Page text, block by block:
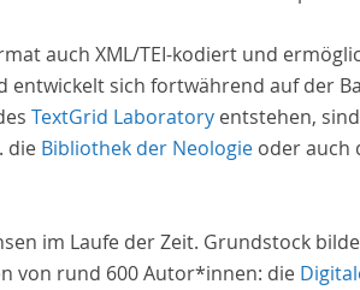
auch XML/TEI-kodiert und
entwickelt sich fortwährend auf der
TextGrid Laboratoryentstehen,
die Bibliothek der Neologieoder auch
im Laufe der Zeit. Grundstock
von rund 600 Autor*innen: die